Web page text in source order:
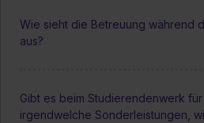
Wie sieht die Betreuung während
aus?
Gibt es beim Studierendenwerk für
irgendwelche Sonderleistungen,